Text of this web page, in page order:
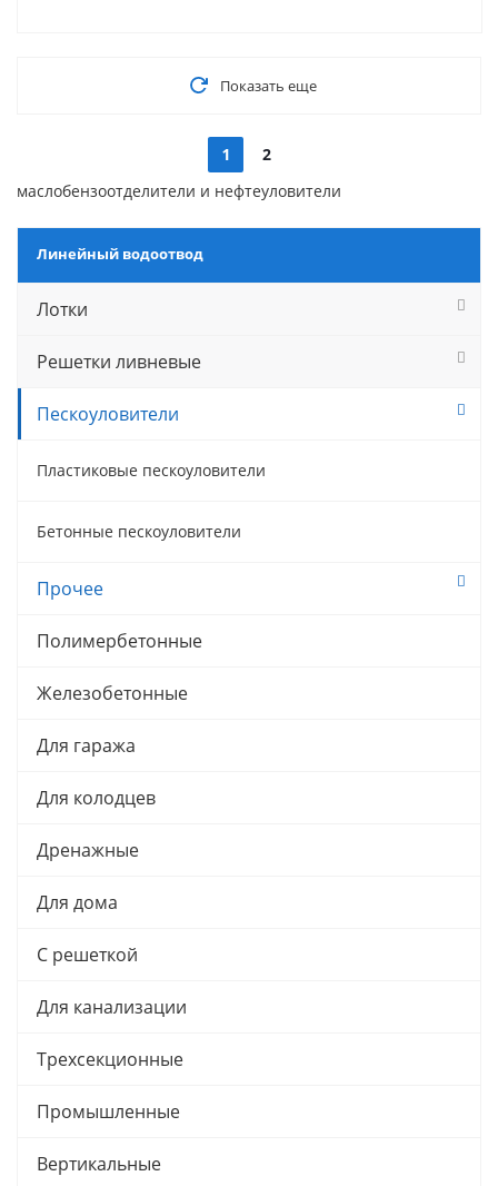
Показать еще
1
2
маслобензоотделители и нефтеуловители
Линейный водоотвод
Лотки
Решетки ливневые
Пескоуловители
Пластиковые пескоуловители
Бетонные пескоуловители
Прочее
Полимербетонные
Железобетонные
Для гаража
Для колодцев
Дренажные
Для дома
С решеткой
Для канализации
Трехсекционные
Промышленные
Вертикальные